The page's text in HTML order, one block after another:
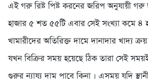
এই গরু রিষ্ট পিষ্ট করনের জরিপ অনুযায়ী
হাজার ৫ শত ৫৫টি এবার সেই সংখ্যা কমে ৪
খামারীদের অতিরিক্ত দামে দানাদার খাদ্য
যখন বিক্রির সময় হয়েছে ঠিক তারা সেই
গুরুর ন্যায্য দাম পাবে কিনা । এসময় যদি